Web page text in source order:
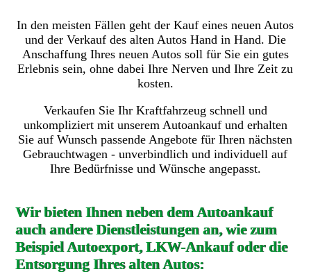
In den meisten Fällen geht der Kauf eines neuen Autos
und der Verkauf des alten Autos Hand in Hand. Die
Anschaffung Ihres neuen Autos soll für Sie ein gutes
Erlebnis sein, ohne dabei Ihre Nerven und Ihre Zeit zu
kosten.
Verkaufen Sie Ihr Kraftfahrzeug schnell und
unkompliziert mit unserem Autoankauf und erhalten
Sie auf Wunsch passende Angebote für Ihren nächsten
Gebrauchtwagen - unverbindlich und individuell auf
Ihre Bedürfnisse und Wünsche angepasst.
Wir bieten Ihnen neben dem Autoankauf
auch andere Dienstleistungen an, wie zum
Beispiel Autoexport, LKW-Ankauf oder die
Entsorgung Ihres alten Autos: